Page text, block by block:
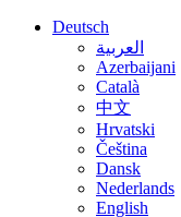
Deutsch
العربية
Azerbaijani
Català
中文
Hrvatski
Čeština
Dansk
Nederlands
English